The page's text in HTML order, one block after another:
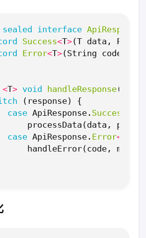
sealed interface ApiResponse
Success<T>(T data ,
Error<T>(String code
<T> void handleResponse(
( response)
{
case ApiResponse. Success
processData (data ,
case ApiResponse. Error<
handleError(code,